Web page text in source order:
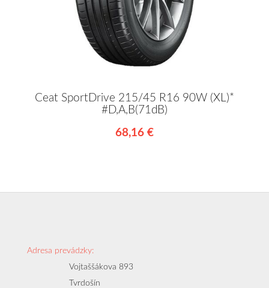
Ceat SportDrive 215/45 R16 90W (XL)*
#D,A,B(71dB)
68,16 €
Adresa prevádzky:
Vojtaššákova 893
Tvrdošín